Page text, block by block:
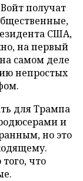
получат
США,
на первый
самом деле
непростых
для Трампа
и
но это
что